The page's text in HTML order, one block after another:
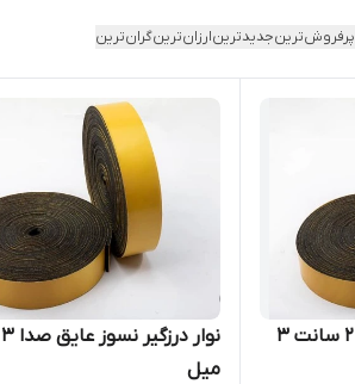
پرفروش‌ترینجدیدترینارزان‌ترینگران‌ترین
نوار درزگیر نسوز عایق صدا ۲ سانت ۳
میل